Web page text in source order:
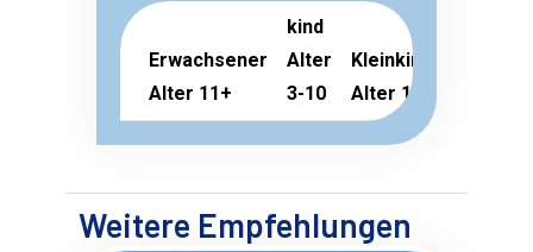
Erwachsener
Alter 11+
kind
Alter
3-10
Kleinkind
Alter 1-2
Weitere Empfehlungen